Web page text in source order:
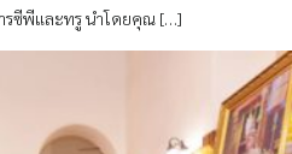
รซีพีและทรู นำโดยคุณ […]